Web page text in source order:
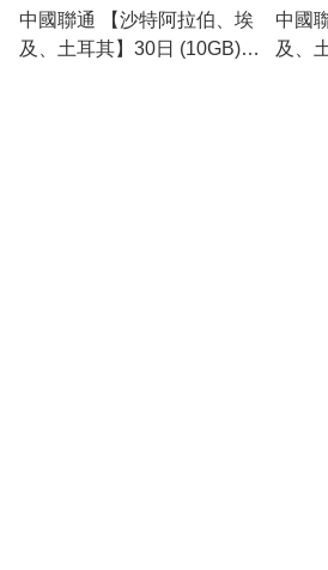
中國聯通 【沙特阿拉伯、埃
及、土耳其】30日 (10GB)
中國
及、